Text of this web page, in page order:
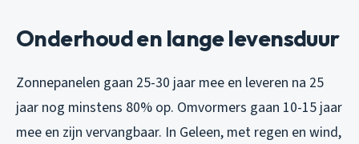
Onderhoud en lange levensduur
Zonnepanelen gaan 25-30 jaar mee en leveren na 25
jaar nog minstens 80% op. Omvormers gaan 10-15 jaar
mee en zijn vervangbaar. In Geleen, met regen en wind,